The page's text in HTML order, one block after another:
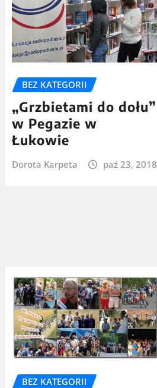
BEZ KATEGORII
„Grzbietami do dołu”
w Pegazie w
Łukowie
Dorota Karpeta paź 23, 2018
BEZ KATEGORII